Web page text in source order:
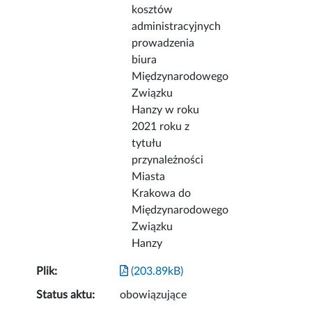
kosztów
administracyjnych
prowadzenia
biura
Międzynarodowego
Związku
Hanzy w roku
2021 roku z
tytułu
przynależności
Miasta
Krakowa do
Międzynarodowego
Związku
Hanzy
Plik: (203.89kB)
Status aktu: obowiązujące